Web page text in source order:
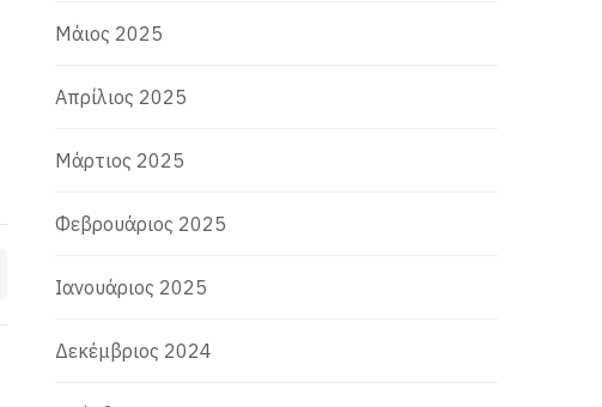
Μάιος 2025
Απρίλιος 2025
Μάρτιος 2025
Φεβρουάριος 2025
Ιανουάριος 2025
Δεκέμβριος 2024